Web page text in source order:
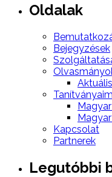
Oldalak
Bejegyzések
Kapcsolat
Partnerek
Legutóbbi